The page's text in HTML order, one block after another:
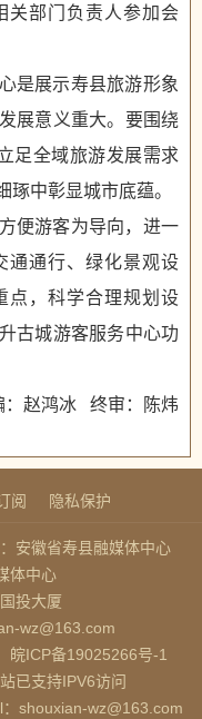
关部门负责人参加会
是展示寿县旅游形象
展意义重大。要围绕
足全域旅游发展需求
中彰显城市底蕴。
便游客为导向，进一
通通行、绿化景观设
点，科学合理规划设
古城游客服务中心功
：赵鸿冰 终审：陈炜
阅 隐私保护
安徽省寿县融媒体中心
体中心
投大厦
wz@163.com
皖ICP备19025266号-1
已支持IPV6访问
：shouxian-wz@163.com